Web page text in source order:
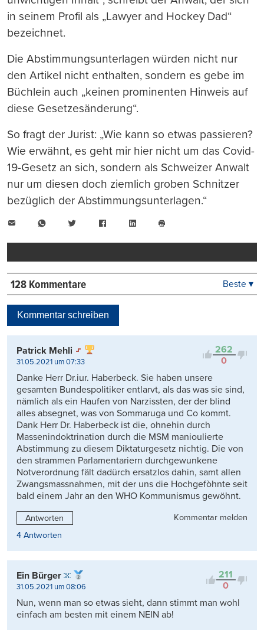
in seinem Profil als „Lawyer and Hockey Dad“
bezeichnet.
Die Abstimmungsunterlagen würden nicht nur
den Artikel nicht enthalten, sondern es gebe im
Büchlein auch „keinen prominenten Hinweis auf
diese Gesetzesänderung“.
So fragt der Jurist: „Wie kann so etwas passieren?
Wie erwähnt, es geht mir hier nicht um das Covid-
19-Gesetz an sich, sondern als Schweizer Anwalt
nur um diesen doch ziemlich groben Schnitzer
bezüglich der Abstimmungsunterlagen.“
WhatsAppTwitter FacebookLinkedIn
drucken
128 Kommentare
Kontrovers
Beste ▾
Kommentar schreiben
262
0
Patrick Mehli
31.05.2021 um 07:33
Danke Herr Dr.iur. Haberbeck. Sie haben unsere
gesamten Bundespolitiker entlarvt, als das was sie sind,
nämlich als ein Haufen von Narzissten, der der blind
alles absegnet, was von Sommaruga und Co kommt.
Dank Herr Dr. Haberbeck ist die, ohnehin durch
Massenindoktrination durch die MSM manioulierte
Abstimmung zu diesem Diktaturgesetz nichtig. Die von
den strammen Parlamentariern durchgewunkene
Notverordnung fält dadürch ersatzlos dahin, samt allen
Zwangsmassnahmen, mit der uns die Hochgefòhnte seit
bald einem Jahr an den WHO Kommunismus gewöhnt.
Antworten
Kommentar melden
4 Antworten
211
0
Ein Bürger
31.05.2021 um 08:06
Nun, wenn man so etwas sieht, dann stimmt man wohl
einfach am besten mit einem NEIN ab!